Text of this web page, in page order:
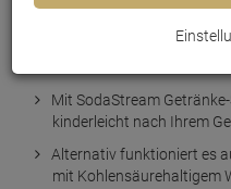
Mit SodaStream
kinderleicht nach Ihrem
Alternativ funktioniert es
mit Kohlensäurehaltigem